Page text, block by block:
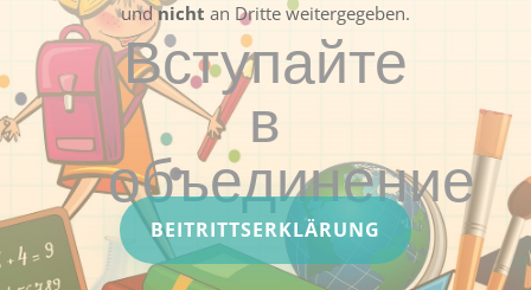
undnicht an Dritte weitergegeben.
Вступайте
в
объединение
BEITRITTSERKLÄRUNG